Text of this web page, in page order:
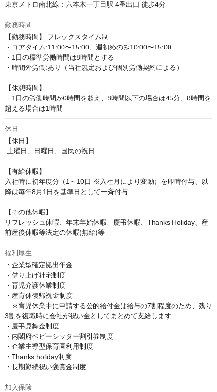
東京メトロ南北線：六本木一丁目駅 4番出口 徒歩4分
勤務時間
【勤務時間】 フレックスタイム制
・コアタイム:11:00〜15:00、週初めのみ10:00〜15:00
・1日の標準労働時間は8時間とする
・時間外労働:あり（当社規定および個別労働契約による）
【休憩時間】
・1日の労働時間が6時間を超え、8時間以下の場合は45分、8時間を
超える場合は1時間
休日
【休日】
【有給休暇】
入社時に初年度分（1～10日 ※入社月により変動）を即時付与、以
降は毎年8月1日を基準日として一斉付与
【その他休暇】
リフレッシュ休暇、年末年始休暇、慶弔休暇、Thanks Holiday、産
前産後休暇等法定の休暇(無給)等
福利厚生
・企業型確定拠出年金
・借り上げ社宅制度
・育児介護休業制度
・産育休復帰祝金制度
※育児休業中に申請する公的給付金は給与の7割程度のため、残り
3割を復職時に会社が祝い金としてまとめて支給します
・慶弔見舞金制度
・内閣府ベビーシッター割引券制度
・企業主導型保育園利用制度
・Thanks holiday制度
・長期勤続祝い褒賞金制度
加入保険